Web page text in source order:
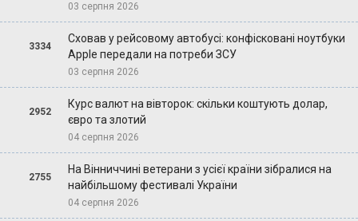
03 серпня 2026
3334
Сховав у рейсовому автобусі: конфісковані ноутбуки
Apple передали на потреби ЗСУ
03 серпня 2026
2952
Курс валют на вівторок: скільки коштують долар,
євро та злотий
04 серпня 2026
2755
На Вінниччині ветерани з усієї країни зібралися на
найбільшому фестивалі України
04 серпня 2026